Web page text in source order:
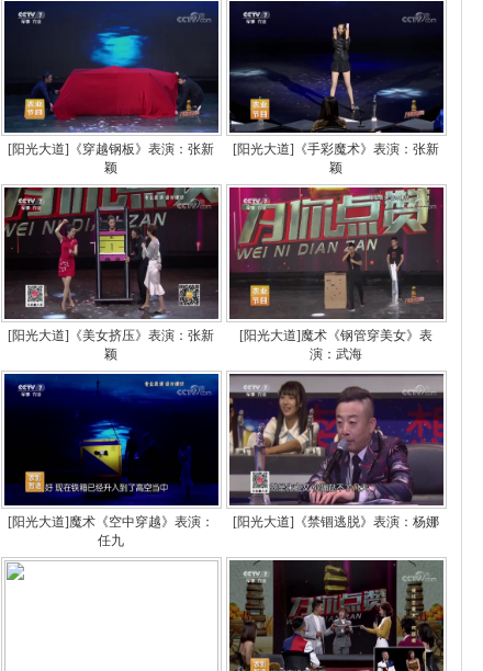
[阳光大道]《穿越钢板》表演：张新
颖
[阳光大道]《手彩魔术》表演：张新
颖
[阳光大道]《美女挤压》表演：张新
颖
[阳光大道]魔术《钢管穿美女》表
演：武海
[阳光大道]魔术《空中穿越》表演：
任九
[阳光大道]《禁锢逃脱》表演：杨娜